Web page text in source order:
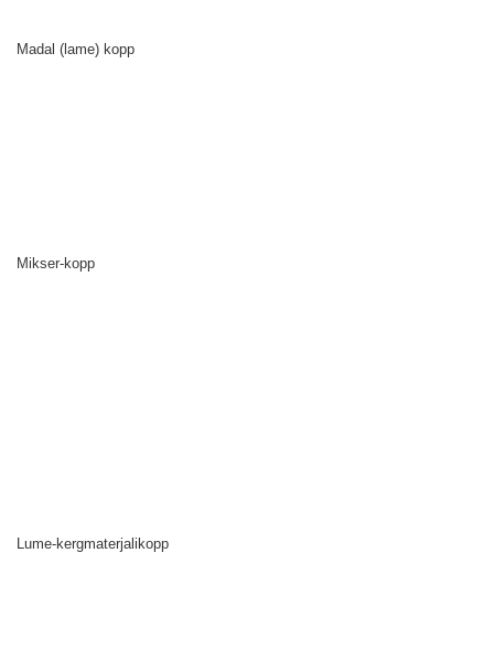
Madal (lame) kopp
Mikser-kopp
Lume-kergmaterjalikopp